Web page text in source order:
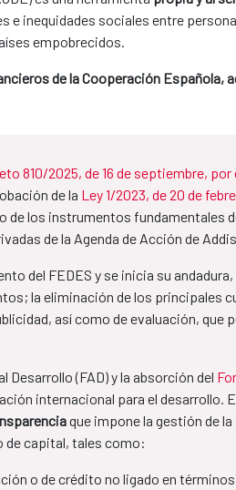
e inequidades sociales entre
empobrecidos.
de la Cooperación Española,
810/2025, de 16 de septiembre,
de la Ley 1/2023, de 20 de
de los instrumentos fundamentales
de la Agenda de Acción de
del FEDES y se inicia su
la eliminación de los
así como de evaluación, que
Desarrollo (FAD) y la absorción del
internacional para el desarrollo.
que impone la gestión de
de capital, tales como:
o de crédito no ligado en